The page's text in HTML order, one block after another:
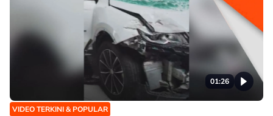
01:26
VIDEO TERKINI & POPULAR